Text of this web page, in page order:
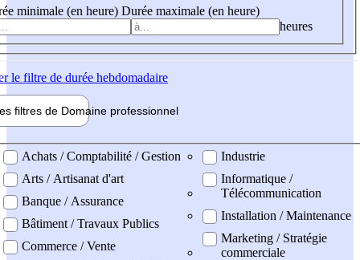
minimale (en heure) Durée maximale (en heure)
heures
le filtre de durée hebdomadaire
filtres de Domaine professionnel
professionel
Achats / Comptabilité / Gestion
Arts / Artisanat d'art
Banque / Assurance
Bâtiment / Travaux Publics
Commerce / Vente
Industrie
Informatique /
Télécommunication
Installation / Maintenance
Marketing / Stratégie
commerciale